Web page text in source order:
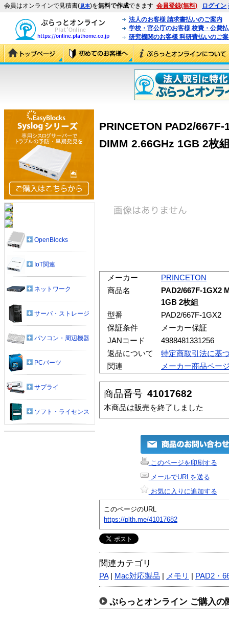
会員はオンラインで見積書(見本)を無料で作成できます 会員登録(無料) ログイン
法人のお客様 請求書払いのご案内
学校・官公庁のお客様 校費・公費
研究機関のお客様 科研費払いのご
PRINCETON PAD2/
DIMM 2.66GHz 1GB 2枚
メーカー
PRINCETON
商品名
PAD2/667F-1GX2
1GB 2枚組
型番
PAD2/667F-1GX2
保証条件
メーカー保証
JANコード
4988481331256
返品について
特定商取引法に基
関連
メーカー商品ペー
商品番号 41017682
本商品は販売を終了しました
このページを印刷する
メールでURLを送る
お気に入りに追加する
このページのURL
https://plth.me/41017682
関連カテゴリ
PA| Mac対応製品 メモリ PAD2・
ぷらっとオンライン ご購入の
OpenBlocks
IoT関連
ネットワーク
サーバ・ストレージ
パソコン・周辺機器
PCパーツ
サプライ
ソフト・ライセンス